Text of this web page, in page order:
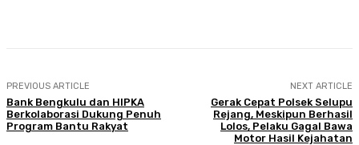
PREVIOUS ARTICLE
Bank Bengkulu dan HIPKA
Berkolaborasi Dukung Penuh
Program Bantu Rakyat
NEXT ARTICLE
Gerak Cepat Polsek Selupu
Rejang, Meskipun Berhasil
Lolos, Pelaku Gagal Bawa
Motor Hasil Kejahatan